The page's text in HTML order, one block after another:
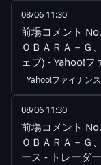
08/06 11:30
前場コメント
ＯＢＡＲＡ－Ｇ
ェブ) - Yahoo!フ
Yahoo!ファイナンス
08/06 11:30
前場コメント
ＯＢＡＲＡ－Ｇ
ース - トレーダ